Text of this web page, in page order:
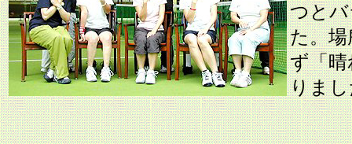
つと
た。場
ず「
りま